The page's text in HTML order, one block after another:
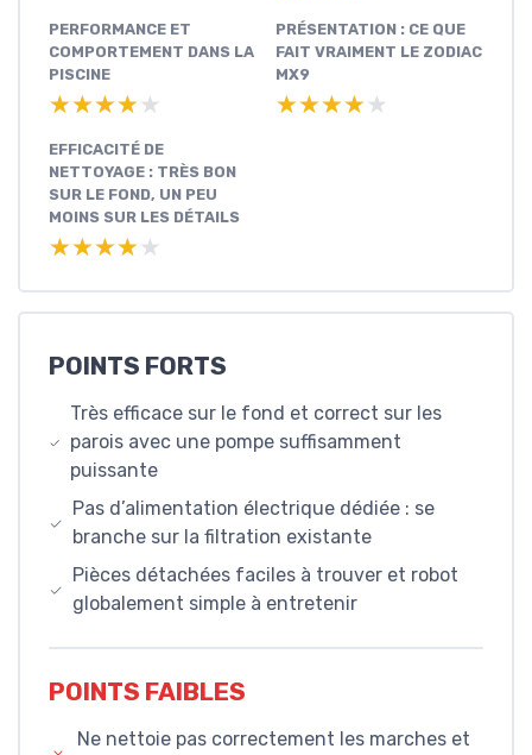
PERFORMANCE ET
COMPORTEMENT DANS LA
PISCINE
★★★★★
★★★★★
PRÉSENTATION : CE QUE
FAIT VRAIMENT LE ZODIAC
MX9
★★★★★
★★★★★
EFFICACITÉ DE
NETTOYAGE : TRÈS BON
SUR LE FOND, UN PEU
MOINS SUR LES DÉTAILS
★★★★★
★★★★★
POINTS FORTS
Très efficace sur le fond et correct sur les
parois avec une pompe suffisamment
puissante
Pas d’alimentation électrique dédiée : se
branche sur la filtration existante
Pièces détachées faciles à trouver et robot
globalement simple à entretenir
POINTS FAIBLES
Ne nettoie pas correctement les marches et